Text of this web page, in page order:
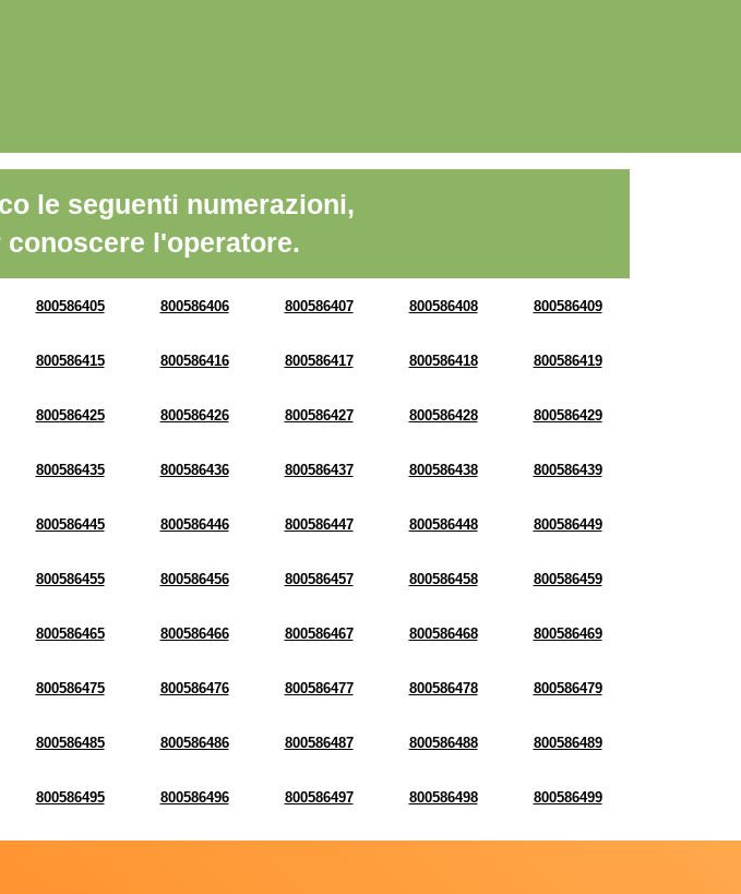
le seguenti numerazioni,
l'operatore.
800586405 800586406 800586407 800586408 800586409
800586415 800586416 800586417 800586418 800586419
800586425 800586426 800586427 800586428 800586429
800586435 800586436 800586437 800586438 800586439
800586445 800586446 800586447 800586448 800586449
800586455 800586456 800586457 800586458 800586459
800586465 800586466 800586467 800586468 800586469
800586475 800586476 800586477 800586478 800586479
800586485 800586486 800586487 800586488 800586489
800586495 800586496 800586497 800586498 800586499